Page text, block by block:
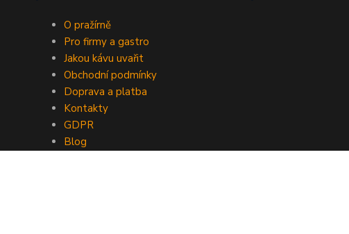
O pražírně
Pro firmy a gastro
Jakou kávu uvařit
Obchodní podmínky
Doprava a platba
Kontakty
GDPR
Blog